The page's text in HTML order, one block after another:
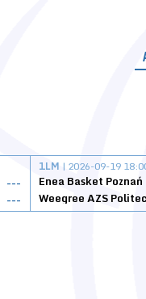
---
---
1LM | 2026-09-19
Enea Basket Poznań